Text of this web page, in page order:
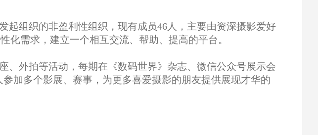
起组织的非盈利性组织，现有成员46人，主要由资深摄影爱好
化需求，建立一个相互交流、帮助、提高的平台。
、外拍等活动，每期在《数码世界》杂志、微信公众号展示会
加多个影展、赛事，为更多喜爱摄影的朋友提供展现才华的